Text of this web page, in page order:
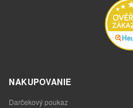
NAKUPOVANIE
Darčekový poukaz